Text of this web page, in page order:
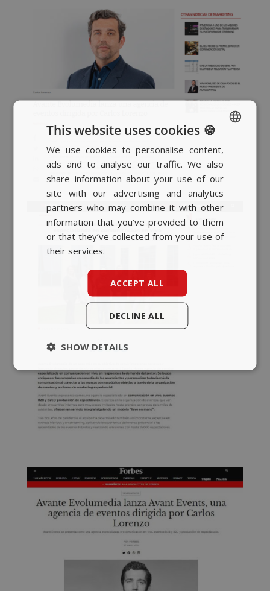
SPANISH
BASQUE
CATALAN
ENGLISH
This website uses cookies 🍪
We use cookies to personalise content,
ads and to analyse our traffic. We also
share information about your use of our
site with our advertising and analytics
partners who may combine it with other
information that you’ve provided to them
or that they’ve collected from your use of
their services.
ACCEPT ALL
DECLINE ALL
SHOW DETAILS